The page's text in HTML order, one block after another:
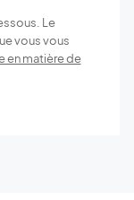
Le
vous vous
en matière de